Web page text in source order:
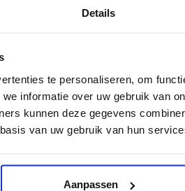
Details
te personaliseren, om
informatie over uw gebruik van
kunnen deze gegevens
van uw gebruik van hun
Aanpassen
jouw collega’s gebruiken. Doe
jeugdfondssportencultuur.nl/…/jump-